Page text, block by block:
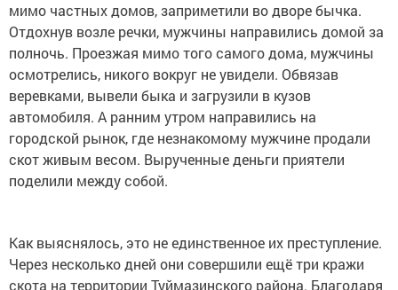
мимо частных домов, заприметили во дворе бычка.
Отдохнув возле речки, мужчины направились домой за
полночь. Проезжая мимо того самого дома, мужчины
осмотрелись, никого вокруг не увидели. Обвязав
веревками, вывели быка и загрузили в кузов
автомобиля. А ранним утром направились на
городской рынок, где незнакомому мужчине продали
скот живым весом. Вырученные деньги приятели
поделили между собой.
Как выяснялось, это не единственное их преступление.
Через несколько дней они совершили ещё три кражи
скота на территории Туймазинского района. Благодаря